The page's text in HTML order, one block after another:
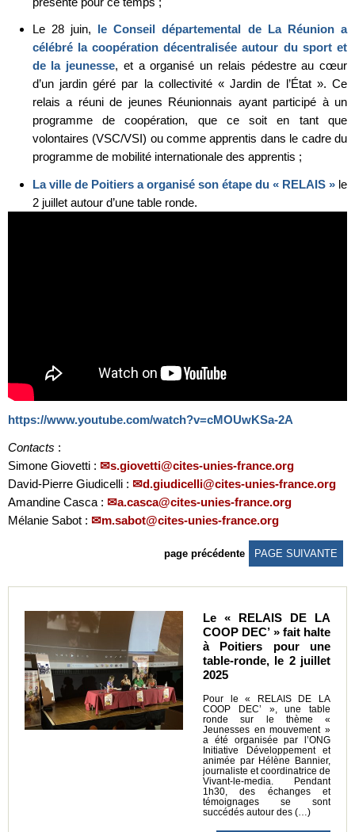
Le 28 juin, le Conseil départemental de La Réunion a
célébré la coopération décentralisée autour du sport et
de la jeunesse, et a organisé un relais pédestre au cœur
d’un jardin géré par la collectivité « Jardin de l’État ». Ce
relais a réuni de jeunes Réunionnais ayant participé à un
programme de coopération, que ce soit en tant que
volontaires (VSC/VSI) ou comme apprentis dans le cadre du
programme de mobilité internationale des apprentis ;
La ville de Poitiers a organisé son étape du « RELAIS »le
2 juillet autour d’une table ronde.
https://www.youtube.com/watch?v=cMOUwKSa-2A
Contacts :
Simone Giovetti :
s.giovetti@cites-unies-france.org
David-Pierre Giudicelli :
d.giudicelli@cites-unies-france.org
Amandine Casca :
a.casca@cites-unies-france.org
Mélanie Sabot :
m.sabot@cites-unies-france.org
page précédente PAGE SUIVANTE
Le « RELAIS DE LA
COOP DEC’ » fait halte
à Poitiers pour une
table-ronde, le 2 juillet
2025
Pour le « RELAIS DE LA
COOP DEC’ », une table
ronde sur le thème «
Jeunesses en mouvement »
a été organisée par l’ONG
Initiative Développement et
animée par Hélène Bannier,
journaliste et coordinatrice de
Vivant-le-media. Pendant
1h30, des échanges et
témoignages se sont
succédés autour des (…)